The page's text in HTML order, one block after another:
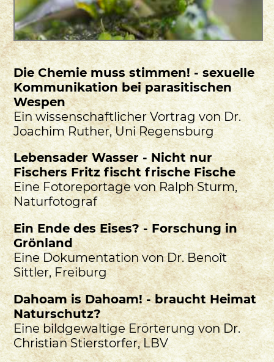
Die Chemie muss stimmen! - sexuelle
Kommunikation bei parasitischen
Wespen
Ein wissenschaftlicher Vortrag von Dr.
Joachim Ruther, Uni Regensburg
Lebensader Wasser - Nicht nur
Fischers Fritz fischt frische Fische
Eine Fotoreportage von Ralph Sturm,
Naturfotograf
Ein Ende des Eises? - Forschung in
Grönland
Eine Dokumentation von Dr. Benoît
Sittler, Freiburg
Dahoam is Dahoam! - braucht Heimat
Naturschutz?
Eine bildgewaltige Erörterung von Dr.
Christian Stierstorfer, LBV